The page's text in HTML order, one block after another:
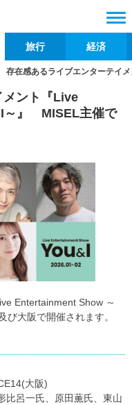
旅行 経済
存在感あるライブエンターテイ
メント『Live
～』 MISEL主催で
Entertainment Show ～
大阪で開催されます。
大阪)
比呂一氏、原田薫氏、東山